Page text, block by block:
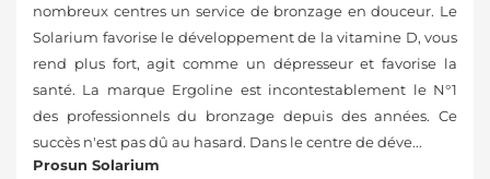
nombreux centres un service de bronzage en douceur. Le
Solarium favorise le développement de la vitamine D, vous
rend plus fort, agit comme un dépresseur et favorise la
santé. La marque Ergoline est incontestablement le N°1
des professionnels du bronzage depuis des années. Ce
succès n'est pas dû au hasard. Dans le centre de déve...
Prosun Solarium